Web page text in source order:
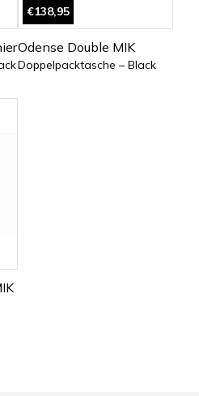
€138,95
Odense Double MIK
Doppelpacktasche – Black